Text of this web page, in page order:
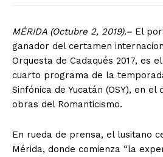
MÉRIDA (Octubre 2, 2019).– El
ganador del certamen
Orquesta de Cadaqués 2017, es
cuarto programa de la
Sinfónica de Yucatán (OSY), en
obras del Romanticismo.
En rueda de prensa, el lusitano
Mérida, donde comienza “la